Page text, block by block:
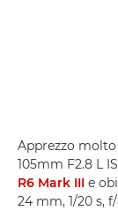
Apprezzo
105mm F2.8 L
R6 Mark III e
24 mm, 1/20 s,